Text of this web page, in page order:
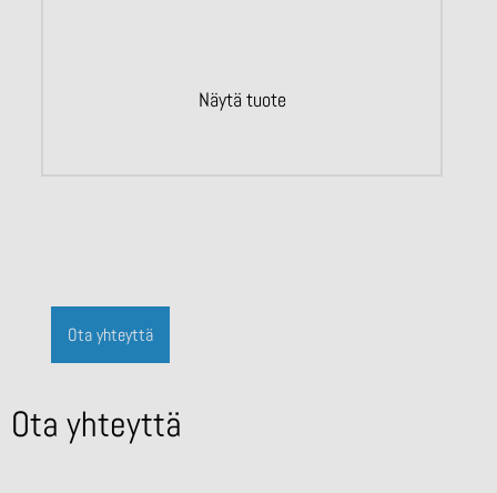
Näytä tuote
Ota yhteyttä
Ota yhteyttä